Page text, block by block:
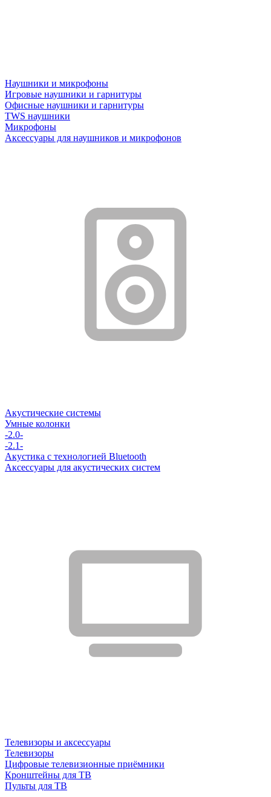
Наушники и микрофоны
Игровые наушники и гарнитуры
Офисные наушники и гарнитуры
TWS наушники
Микрофоны
Аксессуары для наушников и микрофонов
Акустические системы
Умные колонки
-2.0-
-2.1-
Акустика с технологией Bluetooth
Аксессуары для акустических систем
Телевизоры и аксессуары
Телевизоры
Цифровые телевизионные приёмники
Кронштейны для ТВ
Пульты для ТВ